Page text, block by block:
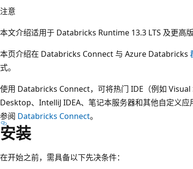
注意
本文介绍适用于 Databricks Runtime 13.3 LTS 及更高
本页介绍在 Databricks Connect 与 Azure Databricks
式。
使用 Databricks Connect，可将热门 IDE（例如
Desktop、IntelliJ IDEA、笔记本服务器和其他自定义
参阅 Databricks Connect。
安装
在开始之前，需具备以下先决条件：